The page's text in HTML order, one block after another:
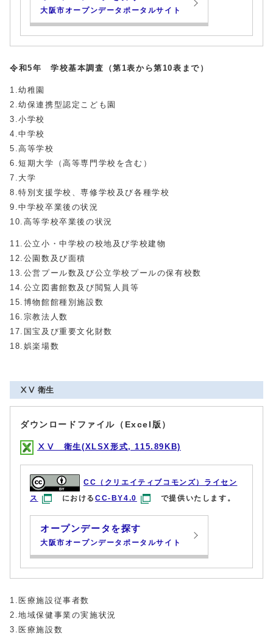
大阪市オープンデータポータルサイト
令和5年 学校基本調査（第1表から第10表まで）
1.幼稚園
2.幼保連携型認定こども園
3.小学校
4.中学校
5.高等学校
6.短期大学（高等専門学校を含む）
7.大学
8.特別支援学校、専修学校及び各種学校
9.中学校卒業後の状況
10.高等学校卒業後の状況
11.公立小・中学校の校地及び学校建物
12.公園数及び面積
13.公営プール数及び公立学校プールの保有校数
14.公立図書館数及び閲覧人員等
15.博物館館種別施設数
16.宗教法人数
17.国宝及び重要文化財数
18.娯楽場数
ⅩⅤ 衛生
ダウンロードファイル（Excel版）
ⅩⅤ 衛生(XLSX形式, 115.89KB)
CC（クリエイティブコモンズ）ライセン
ス
におけるCC-BY4.0 で提供いたします。
オープンデータを探す
大阪市オープンデータポータルサイト
1.医療施設従事者数
2.地域保健事業の実施状況
3.医療施設数